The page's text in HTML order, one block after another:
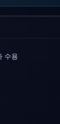
수용